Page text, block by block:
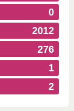
0
2012
276
1
2